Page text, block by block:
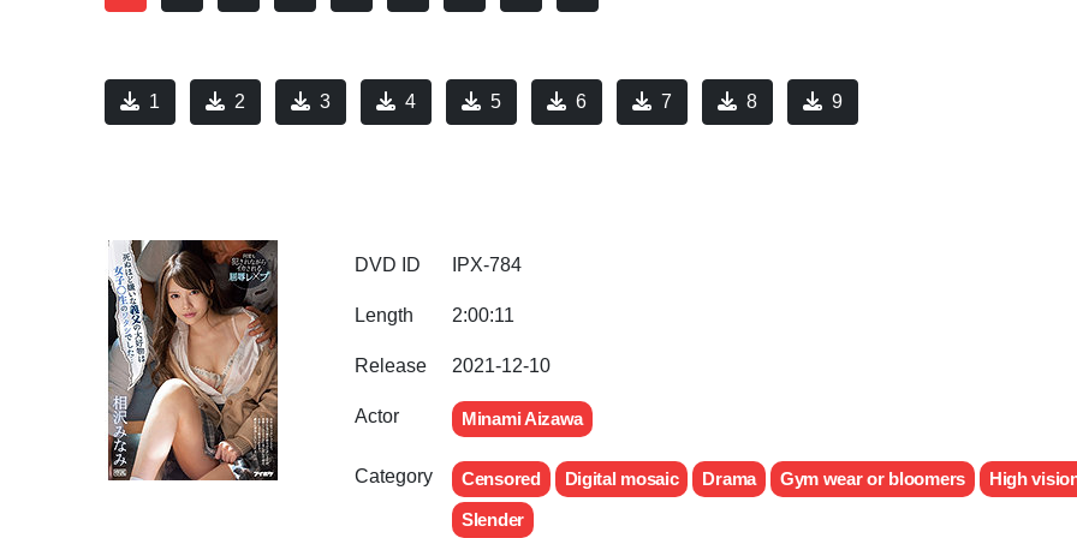
1 2 3 4 5 6 7 8 9
DVD ID IPX-784
Length 2:00:11
Release 2021-12-10
Actor Minami Aizawa
Category Censored Digital mosaic Drama Gym wear or bloomers High
Slender